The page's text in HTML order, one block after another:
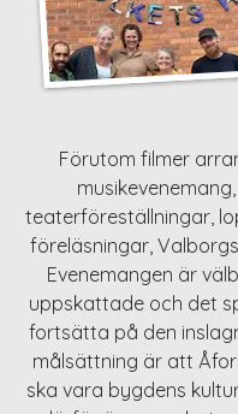
Förutom filmer
teaterföreställningar,
föreläsningar,
Evenemangen är
uppskattade och det
fortsätta på den
målsättning är att
ska vara bygdens